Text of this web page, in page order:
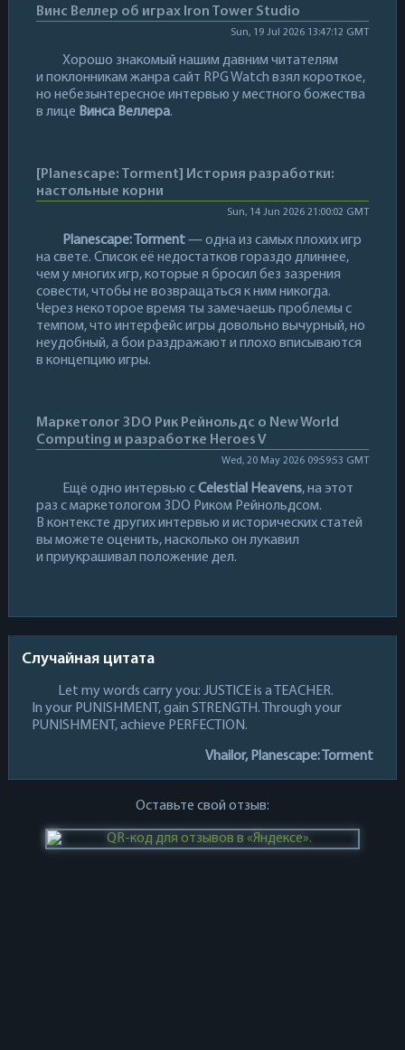
Винс Веллер об играх Iron Tower Studio
Sun, 19 Jul 2026 13:47:12 GMT
Хорошо знакомый нашим давним читателям
и поклонникам жанра сайт RPG Watch взял короткое,
но небезынтересное интервью у местного божества
в лице Винса Веллера.
[Planescape: Torment] История разработки:
настольные корни
Sun, 14 Jun 2026 21:00:02 GMT
Planescape: Torment— одна из самых плохих игр
на свете. Список её недостатков гораздо длиннее,
чем у многих игр, которые я бросил без зазрения
совести, чтобы не возвращаться к ним никогда.
Через некоторое время ты замечаешь проблемы с
темпом, что интерфейс игры довольно вычурный, но
неудобный, а бои раздражают и плохо вписываются
в концепцию игры.
Маркетолог 3DO Рик Рейнольдс о New World
Computing и разработке Heroes V
Wed, 20 May 2026 09:59:53 GMT
Ещё одно интервью сCelestial Heavens, на этот
раз с маркетологом 3DO Риком Рейнольдсом.
В контексте других интервью и исторических статей
вы можете оценить, насколько он лукавил
и приукрашивал положение дел.
Случайная цитата
Let my words carry you: JUSTICE is a TEACHER.
In your PUNISHMENT, gain STRENGTH. Through your
PUNISHMENT, achieve PERFECTION.
Vhailor, Planescape: Torment
Оставьте свой отзыв: